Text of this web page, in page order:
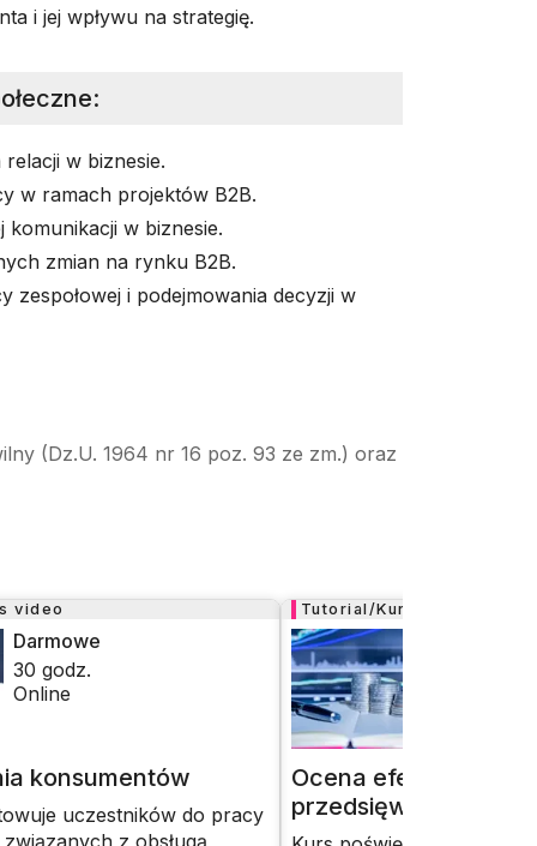
i jej wpływu na strategię.
:
w biznesie.
w ramach projektów B2B.
komunikacji w biznesie.
zmian na rynku B2B.
zespołowej i podejmowania decyzji w
(Dz.U. 1964 nr 16 poz. 93 ze zm.) oraz
video
konsumentów
Darmowe
30 godz.
Online
uczestników do pracy
z obsługą
Tutorial/Kurs video
Ocena efektywności
przedsięwzięć